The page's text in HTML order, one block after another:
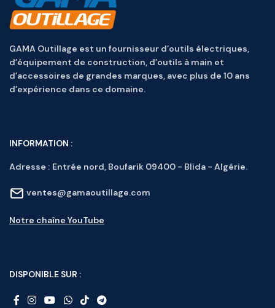
GAMA Outillage est un fournisseur d’outils électriques,
d’équipement de construction, d’outils à main et
d’accessoires de grandes marques, avec plus de 10 ans
d’expérience dans ce domaine.
INFORMATION :
Adresse : Entrée nord, Boufarik 09400 - Blida - Algérie.
ventes@gamaoutillage.com
Notre chaîne YouTube
DISPONIBLE SUR :